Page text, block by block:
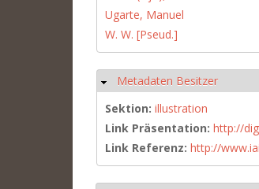
Ugarte, Manuel
W. W. [Pseud.]
Ausblenden
Metadaten Besitzer
Sektion: illustration
Link Präsentation: http://
Link Referenz: http://